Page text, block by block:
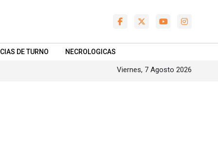
DE TURNO NECROLOGICAS
Viernes, 7 Agosto 2026